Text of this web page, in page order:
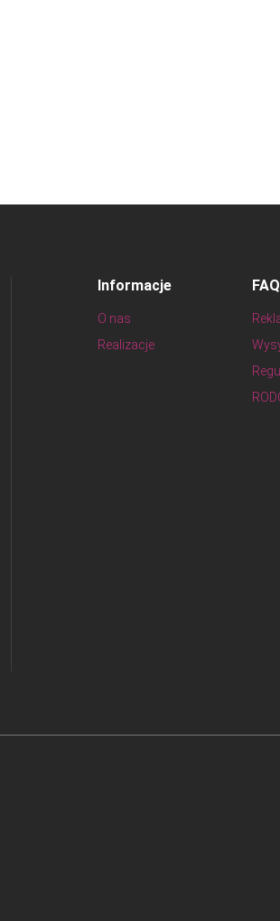
Informacje
O nas
Realizacje
FAQ